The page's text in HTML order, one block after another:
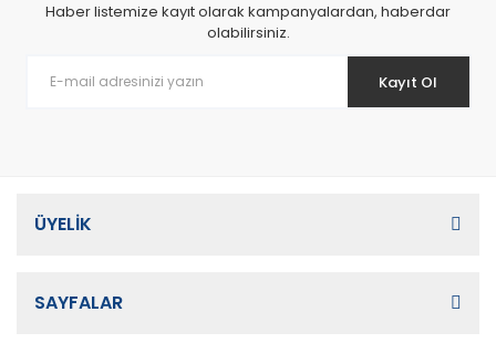
Haber listemize kayıt olarak kampanyalardan, haberdar
olabilirsiniz.
Kayıt Ol
ÜYELİK
SAYFALAR